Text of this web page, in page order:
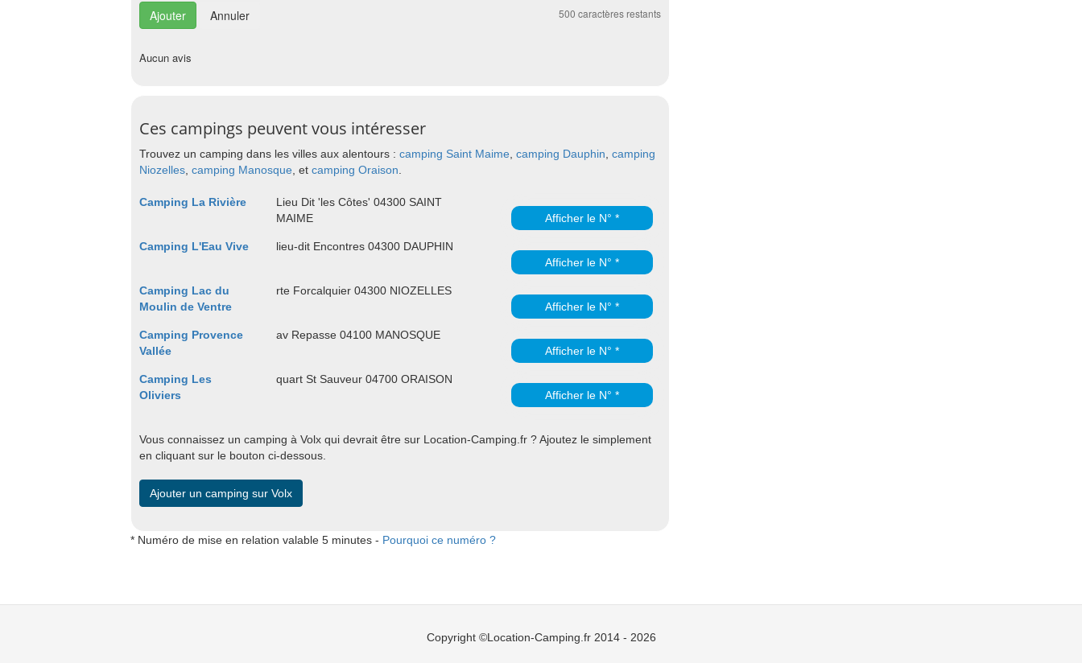
Annuler 500 caractères restants
Aucun avis
Ces campings peuvent vous intéresser
Trouvez un camping dans les villes aux alentours : camping Saint Maime camping Dauphin camping
Niozelles camping Manosque , et camping Oraison
Camping La Rivière
Lieu Dit 'les Côtes' 04300 SAINT
MAIME
Afficher le N° *
Camping L'Eau Vive
lieu-dit Encontres 04300 DAUPHIN
Afficher le N° *
Camping Lac du
Moulin de Ventre
rte Forcalquier 04300 NIOZELLES
Afficher le N° *
Camping Provence
Vallée
av Repasse 04100 MANOSQUE
Afficher le N° *
Camping Les
Oliviers
quart St Sauveur 04700 ORAISON
Afficher le N° *
Vous connaissez un camping à Volx qui devrait être sur Location-Camping.fr ? Ajoutez le simplement
en cliquant sur le bouton ci-dessous.
Ajouter un camping sur Volx
* Numéro de mise en relation valable 5 minutes - Pourquoi ce numéro ?
Copyright ©Location-Camping.fr 2014 - 2026